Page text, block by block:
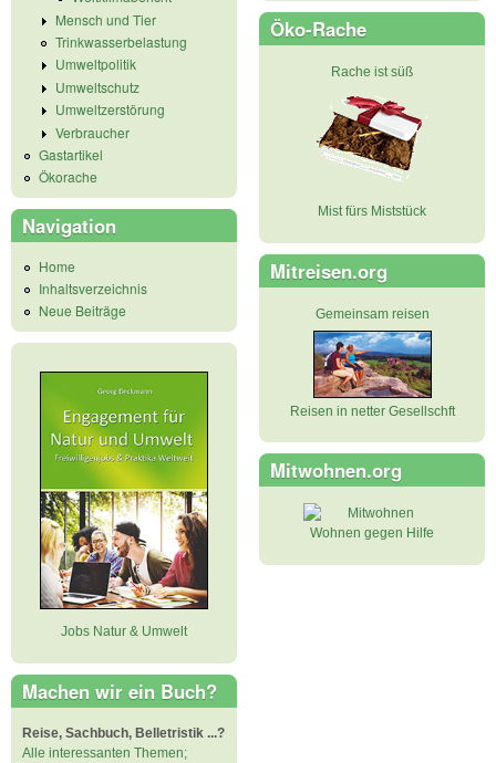
Mensch und Tier
Trinkwasserbelastung
Umweltpolitik
Umweltschutz
Umweltzerstörung
Verbraucher
Gastartikel
Ökorache
Navigation
Home
Inhaltsverzeichnis
Neue Beiträge
Jobs Natur & Umwelt
Machen wir ein Buch?
Reise, Sachbuch, Belletristik ...?
Alle interessanten Themen;
Öko-Rache
Rache ist süß
Mist fürs Miststück
Mitreisen.org
Gemeinsam reisen
Reisen in netter Gesellschft
Mitwohnen.org
Wohnen gegen Hilfe